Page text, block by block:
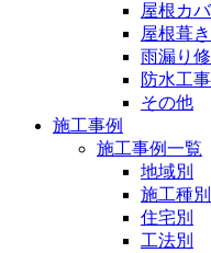
屋根カ
屋根葺
雨漏り
防水工事
その他
施工事例
施工事例一覧
地域別
施工種別
住宅別
工法別